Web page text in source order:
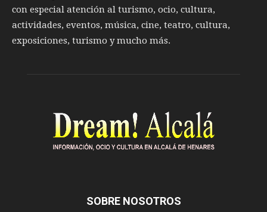
con especial atención al turismo, ocio, cultura,
actividades, eventos, música, cine, teatro, cultura,
exposiciones, turismo y mucho más.
SOBRE NOSOTROS